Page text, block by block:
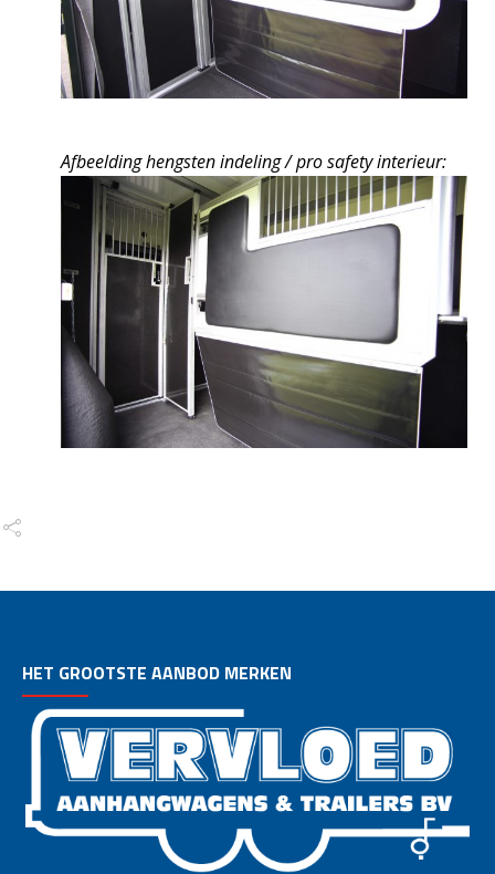
Afbeelding hengsten indeling / pro safety interieur:
HET GROOTSTE AANBOD MERKEN